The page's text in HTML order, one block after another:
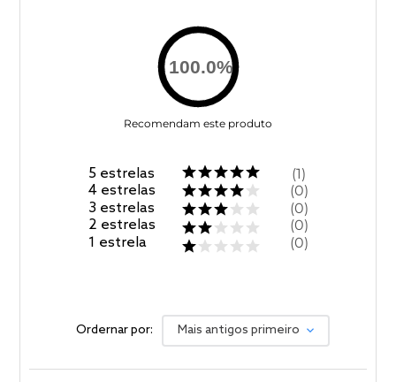
100.0%
Recomendam este produto
5 estrelas
4 estrelas
3 estrelas
2 estrelas
1 estrela
1
0
0
0
0
Ordernar por: Mais antigos primeiro